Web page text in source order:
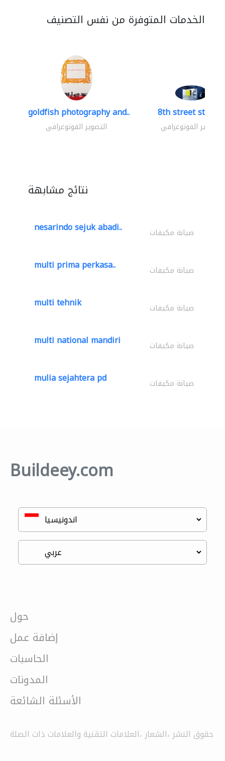
الخدمات المتوفرة من نفس التصنيف
goldfish photography and..
التصوير الفوتوغرافي
8th street studios
التصوير الفوتوغرافي
نتائج مشابهة
nesarindo sejuk abadi.. صيانة مكيفات
multi prima perkasa.. صيانة مكيفات
multi tehnik صيانة مكيفات
multi national mandiri صيانة مكيفات
mulia sejahtera pd صيانة مكيفات
Buildeey.com
حول
إضافة عمل
الحاسبات
المدونات
الأسئلة الشائعة
حقوق النشر ،الشعار ،العلامات التقنية والعلامات ذات الصلة